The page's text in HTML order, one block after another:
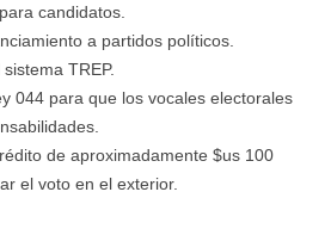
candidatos.
a partidos políticos.
TREP.
044 para que los vocales electorales
de aproximadamente $us 100
el voto en el exterior.